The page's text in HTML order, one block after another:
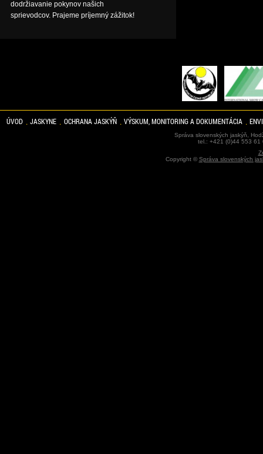
dodržiavanie pokynov našich
sprievodcov. Prajeme príjemný zážitok!
ÚVOD JASKYNE OCHRANA JASKÝŇ VÝSKUM, MONITORING A DOKUMENTÁCIA
Správa slovenských jaskýň,
tel.: +421 (0)44 553
Copyright ©Správa slovenských